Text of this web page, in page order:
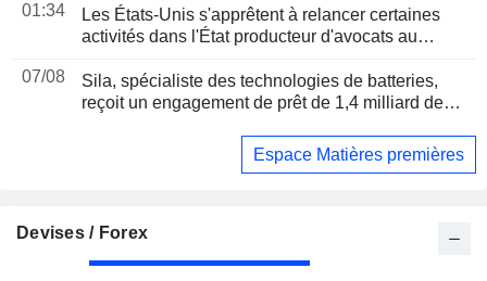
01:34
Les États-Unis s'apprêtent à relancer certaines
activités dans l'État producteur d'avocats au
07/08
Sila, spécialiste des technologies de batteries,
reçoit un engagement de prêt de 1,4 milliard de
Espace Matières premières
Devises / Forex